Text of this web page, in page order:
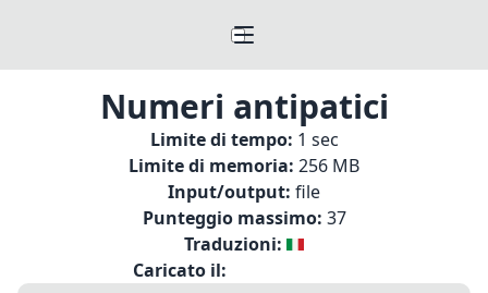
Numeri antipatici
Limite di tempo: 1 sec
Limite di memoria: 256 MB
Input/output: file
Punteggio massimo: 37
Traduzioni:
Caricato il: